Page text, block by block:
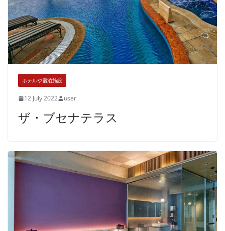
ホテルや宿泊施設
12 July 2022 user
ザ・ブセナテラス